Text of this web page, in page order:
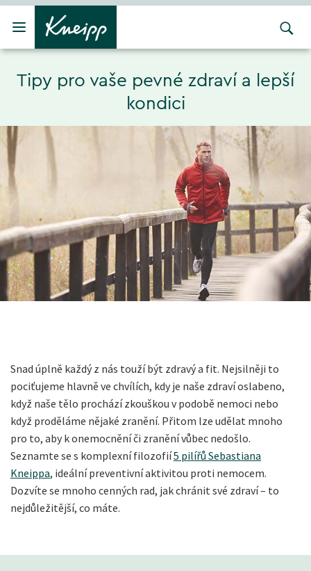
Přejít na hlavní obsah
Přejít na obsah patičky
Tipy pro vaše pevné zdraví a lepší
kondici
Snad úplně každý z nás touží být zdravý a fit. Nejsilněji to
pociťujeme hlavně ve chvílích, kdy je naše zdraví oslabeno,
když naše tělo prochází zkouškou v podobě nemoci nebo
když proděláme nějaké zranění. Přitom lze udělat mnoho
pro to, aby k onemocnění či zranění vůbec nedošlo.
Seznamte se s komplexní filozofií5 pilířů Sebastiana
Kneippa, ideální preventivní aktivitou proti nemocem.
Dozvíte se mnoho cenných rad, jak chránit své zdraví – to
nejdůležitější, co máte.